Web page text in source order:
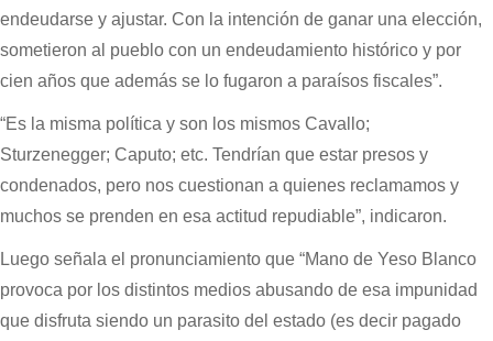
endeudarse y ajustar. Con la intención de ganar una elección,
sometieron al pueblo con un endeudamiento histórico y por
cien años que además se lo fugaron a paraísos fiscales”.
“Es la misma política y son los mismos Cavallo;
Sturzenegger; Caputo; etc. Tendrían que estar presos y
condenados, pero nos cuestionan a quienes reclamamos y
muchos se prenden en esa actitud repudiable”, indicaron.
Luego señala el pronunciamiento que “Mano de Yeso Blanco
provoca por los distintos medios abusando de esa impunidad
que disfruta siendo un parasito del estado (es decir pagado